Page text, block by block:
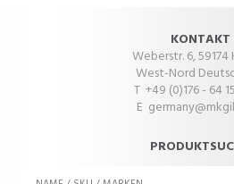
KONTAKT
Weberstr. 6, 59174
West-Nord
T +49 (0)176 - 64
E